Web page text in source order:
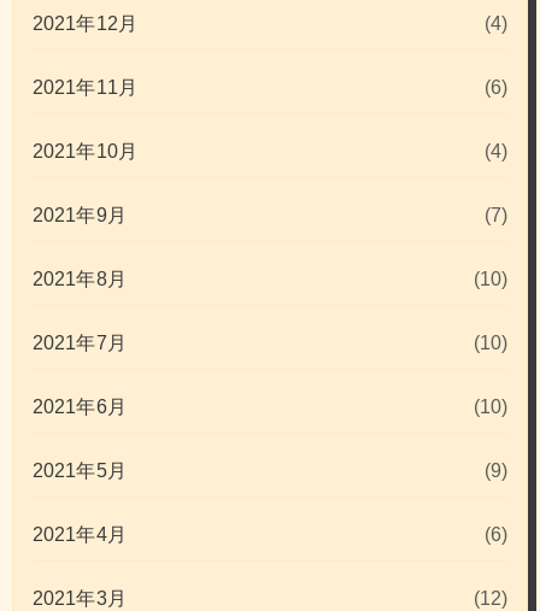
2021年12月 (4)
2021年11月 (6)
2021年10月 (4)
2021年9月 (7)
2021年8月 (10)
2021年7月 (10)
2021年6月 (10)
2021年5月 (9)
2021年4月 (6)
2021年3月 (12)